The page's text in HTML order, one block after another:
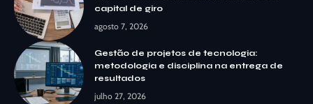
capital de giro
agosto 7, 2026
Gestão de projetos de tecnologia:
metodologia e disciplina na entrega de
resultados
julho 27, 2026